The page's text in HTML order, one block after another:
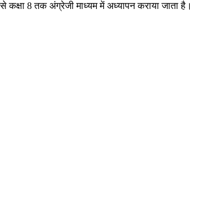
से कक्षा 8 तक अंग्रेजी माध्यम में अध्यापन कराया जाता है।